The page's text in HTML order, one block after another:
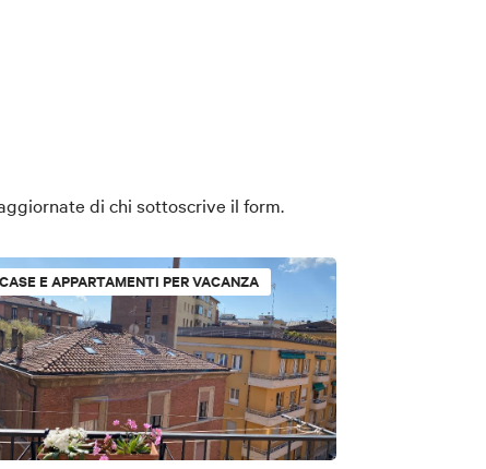
di chi sottoscrive il form.
CASE E APPARTAMENTI PER VACANZA